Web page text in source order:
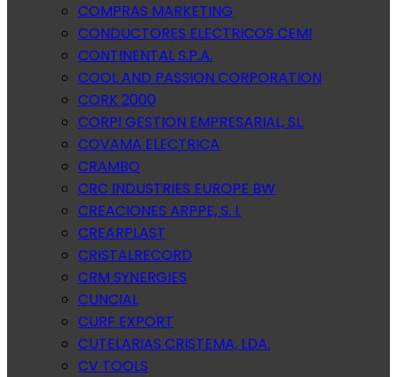
COMPRAS MARKETING
CONDUCTORES ELECTRICOS CEMI
CONTINENTAL S.P.A.
COOL AND PASSION CORPORATION
CORK 2000
CORPI GESTION EMPRESARIAL, SL.
COVAMA ELECTRICA
CRAMBO
CRC INDUSTRIES EUROPE BW
CREACIONES ARPPE, S. l.
CREARPLAST
CRISTALRECORD
CRM SYNERGIES
CUNCIAL
CURF EXPORT
CUTELARIAS CRISTEMA, LDA.
CV TOOLS